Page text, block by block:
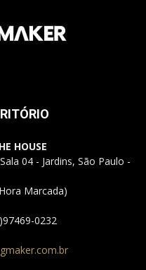
HOUSE
04 - Jardins, São Paulo -
Marcada)
0232